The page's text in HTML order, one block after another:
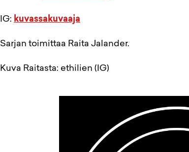
IG: kuvassakuvaaja
Sarjan toimittaa Raita Jalander.
Kuva Raitasta: ethilien (IG)